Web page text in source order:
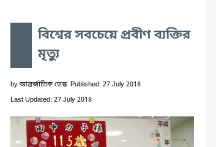
বিশ্বের সবচেয়ে প্রবীণ ব্যক্তির
মৃত্যু
by আন্তর্জাতিক ডেস্ক Published: 27 July 2018
Last Updated: 27 July 2018